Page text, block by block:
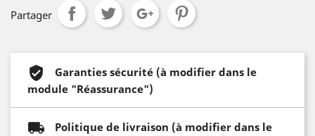
Partager
Garanties sécurité (à modifier dans le
module "Réassurance")
Politique de livraison (à modifier dans le